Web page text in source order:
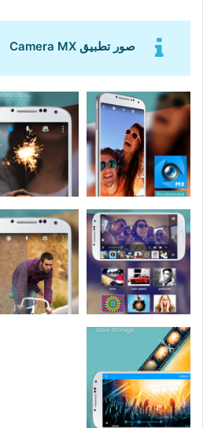
صور تطبيق Camera MX